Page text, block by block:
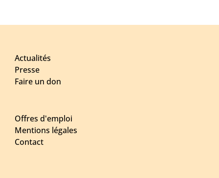
Actualités
Presse
Faire un don
Offres d'emploi
Mentions légales
Contact